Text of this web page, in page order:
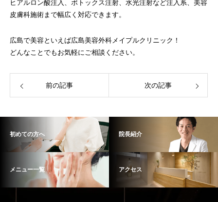
ヒアルロン酸注入、ボトックス注射、水光注射など注入系、美容
皮膚科施術まで幅広く対応できます。
広島で美容といえば広島美容外科メイプルクリニック！
どんなことでもお気軽にご相談ください。
前の記事 次の記事
初めての方へ 院長紹介
メニュー一覧 アクセス